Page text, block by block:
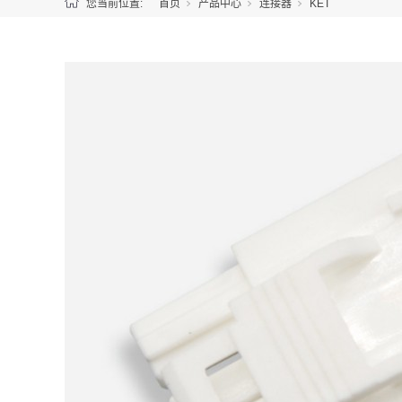
您当前位置: 首页 产品中心 连接器 KET